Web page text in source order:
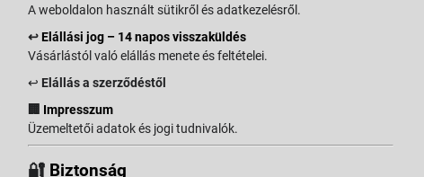
A weboldalon használt sütikről és adatkezelésről.
↩️Elállási jog – 14 napos visszaküldés
Vásárlástól való elállás menete és feltételei.
↩️ Elállás a szerződéstől
Impresszum
Üzemeltetői adatok és jogi tudnivalók.
🔐 Biztonság